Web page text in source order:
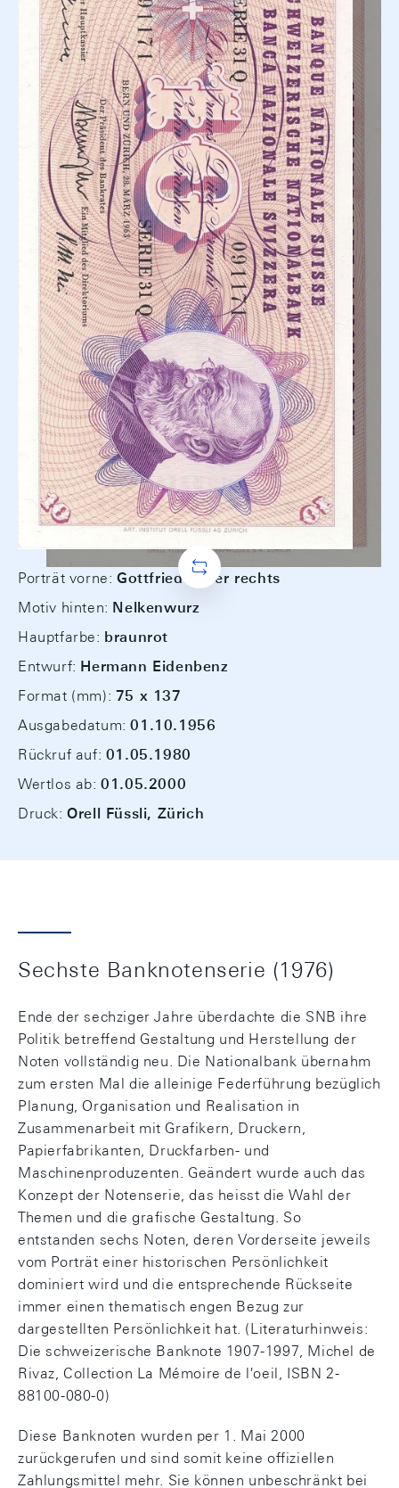
Porträt vorne: Gottfried Keller rechts
Motiv hinten: Nelkenwurz
Hauptfarbe: braunrot
Entwurf: Hermann Eidenbenz
Format (mm): 75 x 137
Ausgabedatum:01.10.1956
Rückruf auf: 01.05.1980
Wertlos ab:01.05.2000
Druck:Orell Füssli, Zürich
Sechste Banknotenserie (1976)
Ende der sechziger Jahre überdachte die SNB ihre
Politik betreffend Gestaltung und Herstellung der
Noten vollständig neu. Die Nationalbank übernahm
zum ersten Mal die alleinige Federführung bezüglich
Planung, Organisation und Realisation in
Zusammenarbeit mit Grafikern, Druckern,
Papierfabrikanten, Druckfarben- und
Maschinenproduzenten. Geändert wurde auch das
Konzept der Notenserie, das heisst die Wahl der
Themen und die grafische Gestaltung. So
entstanden sechs Noten, deren Vorderseite jeweils
vom Porträt einer historischen Persönlichkeit
dominiert wird und die entsprechende Rückseite
immer einen thematisch engen Bezug zur
dargestellten Persönlichkeit hat. (Literaturhinweis:
Die schweizerische Banknote 1907-1997, Michel de
Rivaz, Collection La Mémoire de l'oeil, ISBN 2-
88100-080-0)
Diese Banknoten wurden per 1. Mai 2000
zurückgerufen und sind somit keine offiziellen
Zahlungsmittel mehr. Sie können unbeschränkt bei